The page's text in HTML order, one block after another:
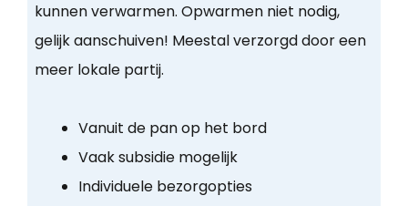
kunnen verwarmen. Opwarmen niet nodig,
gelijk aanschuiven! Meestal verzorgd door een
meer lokale partij.
Vanuit de pan op het bord
Vaak subsidie mogelijk
Individuele bezorgopties